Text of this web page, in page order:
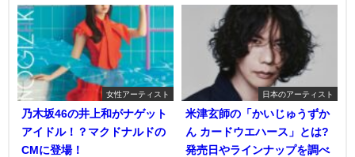
女性アーティスト
乃木坂46の井上和がナゲット
アイドル！？マクドナルドの
CMに登場！
日本のアーティスト
米津玄師の「かいじゅうずか
ん カードウエハース」とは?
発売日やラインナップを調べ